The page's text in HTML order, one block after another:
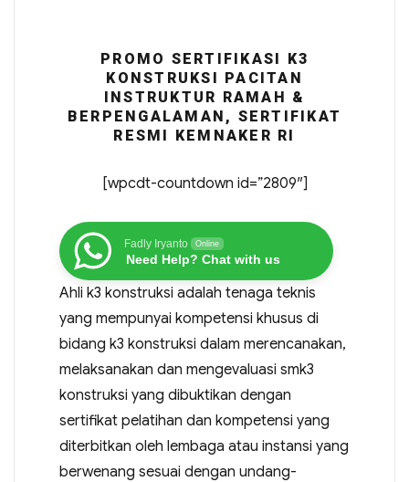
PROMO SERTIFIKASI K3
KONSTRUKSI PACITAN
INSTRUKTUR RAMAH &
BERPENGALAMAN, SERTIFIKAT
RESMI KEMNAKER RI
[wpcdt-countdown id=”2809″]
Fadly Iryanto Online
Need Help? Chat with us
Ahli k3 konstruksi adalah tenaga teknis
yang mempunyai kompetensi khusus di
bidang k3 konstruksi dalam merencanakan,
melaksanakan dan mengevaluasi smk3
konstruksi yang dibuktikan dengan
sertifikat pelatihan dan kompetensi yang
diterbitkan oleh lembaga atau instansi yang
berwenang sesuai dengan undang-